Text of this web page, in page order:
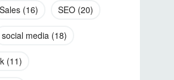
Sales (16) SEO (20)
social media (18)
(11)